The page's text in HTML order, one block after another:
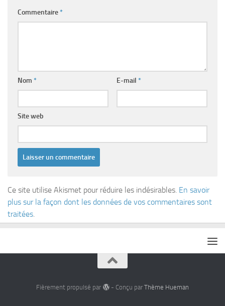
Commentaire*
Nom * E-mail *
Site web
Ce site utilise Akismet pour réduire les indésirables. En savoir
plus sur la façon dont les données de vos commentaires sont
traitées.
Fièrement propulsé par - Conçu par Thème Hueman